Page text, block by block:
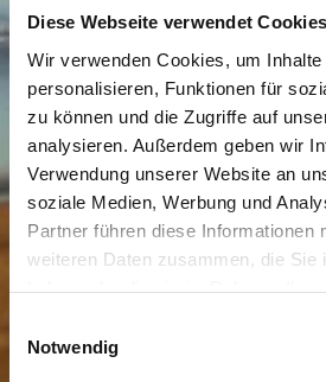
Diese Webseite verwendet Cookies
Wir verwenden Cookies, um
personalisieren, Funktionen für
zu können und die Zugriffe auf
analysieren. Außerdem geben wir
Verwendung unserer Website an
soziale Medien, Werbung und
Partner führen diese Informationen
weiteren Daten zusammen, die Sie
Notwendig